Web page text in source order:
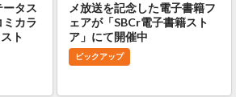
タス
カラ
ト
メ放送を記念した電子書籍フ
ェアが「SBCr電子書籍スト
ア」にて開催中
ピックアップ